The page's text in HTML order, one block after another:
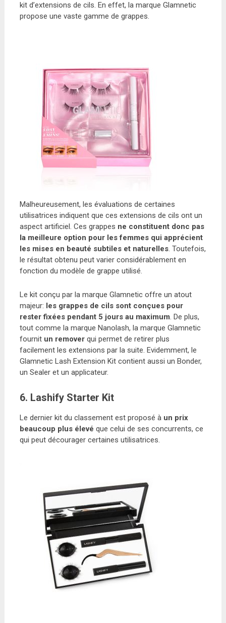
kit d’extensions de cils. En effet, la marque Glamnetic
propose une vaste gamme de grappes.
Malheureusement, les évaluations de certaines
utilisatrices indiquent que ces extensions de cils ont un
aspect artificiel. Ces grappes ne constituent donc pas
la meilleure option pour les femmes qui apprécient
les mises en beauté subtiles et naturelles. Toutefois,
le résultat obtenu peut varier considérablement en
fonction du modèle de grappe utilisé.
Le kit conçu par la marque Glamnetic offre un atout
majeur: les grappes de cils sont conçues pour
rester fixées pendant 5 jours au maximum. De plus,
tout comme la marque Nanolash, la marque Glamnetic
fournit un removerqui permet de retirer plus
facilement les extensions par la suite. Evidemment, le
Glamnetic Lash Extension Kit contient aussi un Bonder,
un Sealer et un applicateur.
6. Lashify Starter Kit
Le dernier kit du classement est proposé à un prix
beaucoup plus élevé que celui de ses concurrents, ce
qui peut décourager certaines utilisatrices.